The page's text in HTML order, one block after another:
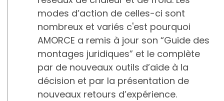
modes d’action de celles-ci sont
nombreux et variés c'est pourquoi
AMORCE a remis à jour son “Guide des
montages juridiques” et le complète
par de nouveaux outils d’aide à la
décision et par la présentation de
nouveaux retours d’expérience.